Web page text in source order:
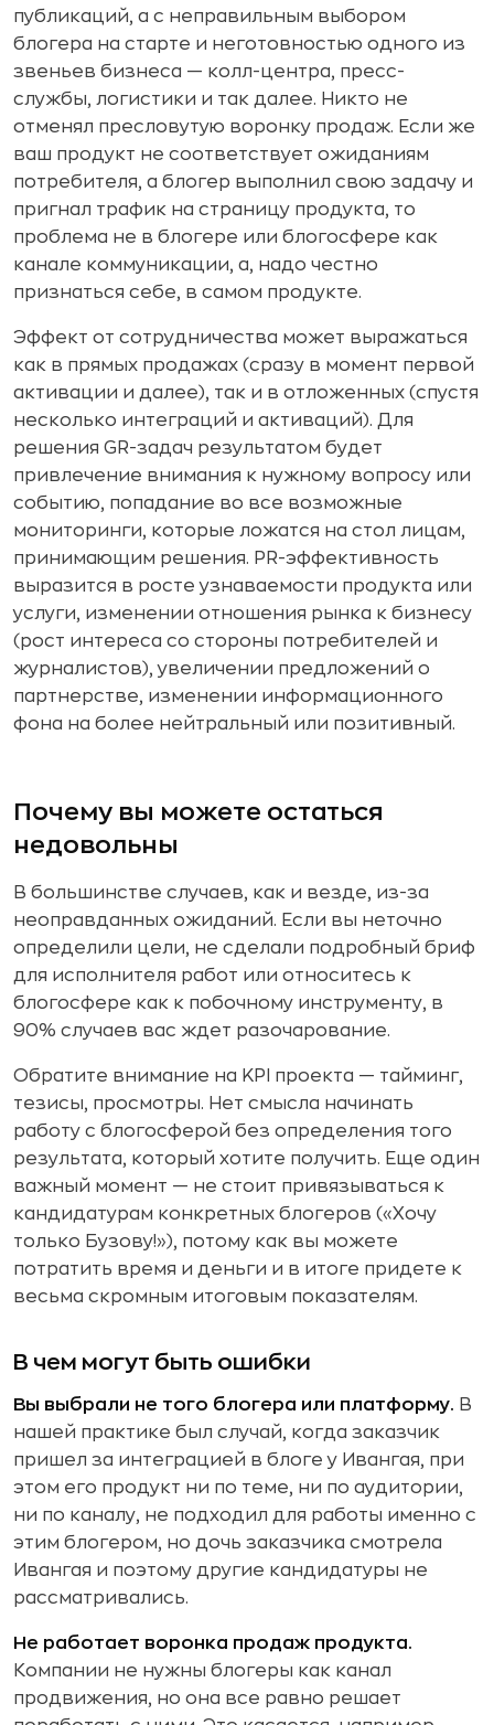
публикаций, а с неправильным выбором
блогера на старте и неготовностью одного из
звеньев бизнеса — колл-центра, пресс-
службы, логистики и так далее. Никто не
отменял пресловутую воронку продаж. Если же
ваш продукт не соответствует ожиданиям
потребителя, а блогер выполнил свою задачу и
пригнал трафик на страницу продукта, то
проблема не в блогере или блогосфере как
канале коммуникации, а, надо честно
признаться себе, в самом продукте.
Эффект от сотрудничества может выражаться
как в прямых продажах (сразу в момент первой
активации и далее), так и в отложенных (спустя
несколько интеграций и активаций). Для
решения GR-задач результатом будет
привлечение внимания к нужному вопросу или
событию, попадание во все возможные
мониторинги, которые ложатся на стол лицам,
принимающим решения. PR-эффективность
выразится в росте узнаваемости продукта или
услуги, изменении отношения рынка к бизнесу
(рост интереса со стороны потребителей и
журналистов), увеличении предложений о
партнерстве, изменении информационного
фона на более нейтральный или позитивный.
Почему вы можете остаться
недовольны
В большинстве случаев, как и везде, из-за
неоправданных ожиданий. Если вы неточно
определили цели, не сделали подробный бриф
для исполнителя работ или относитесь к
блогосфере как к побочному инструменту, в
90% случаев вас ждет разочарование.
Обратите внимание на KPI проекта — тайминг,
тезисы, просмотры. Нет смысла начинать
работу с блогосферой без определения того
результата, который хотите получить. Еще один
важный момент — не стоит привязываться к
кандидатурам конкретных блогеров («Хочу
только Бузову!»), потому как вы можете
потратить время и деньги и в итоге придете к
весьма скромным итоговым показателям.
В чем могут быть ошибки
Вы выбрали не того блогера или платформу. В
нашей практике был случай, когда заказчик
пришел за интеграцией в блоге у Ивангая, при
этом его продукт ни по теме, ни по аудитории,
ни по каналу, не подходил для работы именно с
этим блогером, но дочь заказчика смотрела
Ивангая и поэтому другие кандидатуры не
рассматривались.
Не работает воронка продаж продукта.
Компании не нужны блогеры как канал
продвижения, но она все равно решает